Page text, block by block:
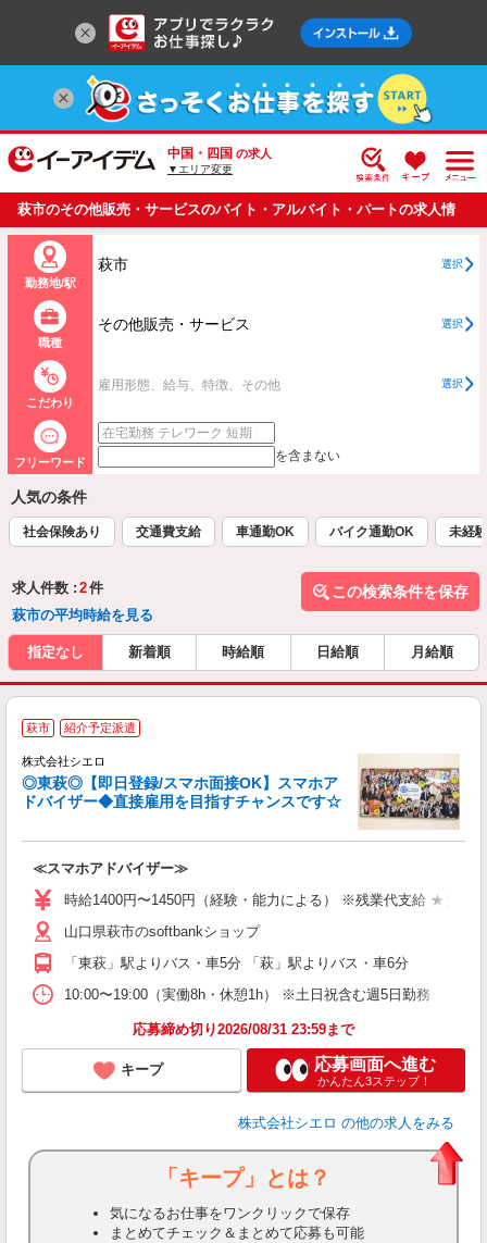
中国・四国 の求人
▼エリア変更
萩市のその他販売・サービスのバイト・アルバイト・パートの求人情
報一覧
勤務地/駅
萩市 選択
職種
その他販売・サービス 選択
こだわり
雇用形態、給与、特徴、その他 選択
フリーワード を含まない
人気の条件
社会保険あり 交通費支給 車通勤OK バイク通勤OK 未経
求人件数 : 2件
萩市の平均時給を見る
この検索条件を保存
指定なし 新着順 時給順 日給順 月給順
萩市 紹介予定派遣
株式会社シエロ
◎東萩◎【即日登録/スマホ面接OK】スマホア
ドバイザー◆直接雇用を目指すチャンスです☆
≪スマホアドバイザー≫
時給1400円〜1450円（経験・能力による） ※残業代支給 ★交通
山口県萩市のsoftbankショップ
「東萩」駅よりバス・車5分 「萩」駅よりバス・車6分
10:00〜19:00（実働8h・休憩1h） ※土日祝含む週5日勤務
応募締め切り2026/08/31 23:59まで
キープ 応募画面へ進む
かんたん3ステップ！
株式会社シエロ の他の求人をみる
「キープ」とは？
気になるお仕事をワンクリックで保存
まとめてチェック＆まとめて応募も可能